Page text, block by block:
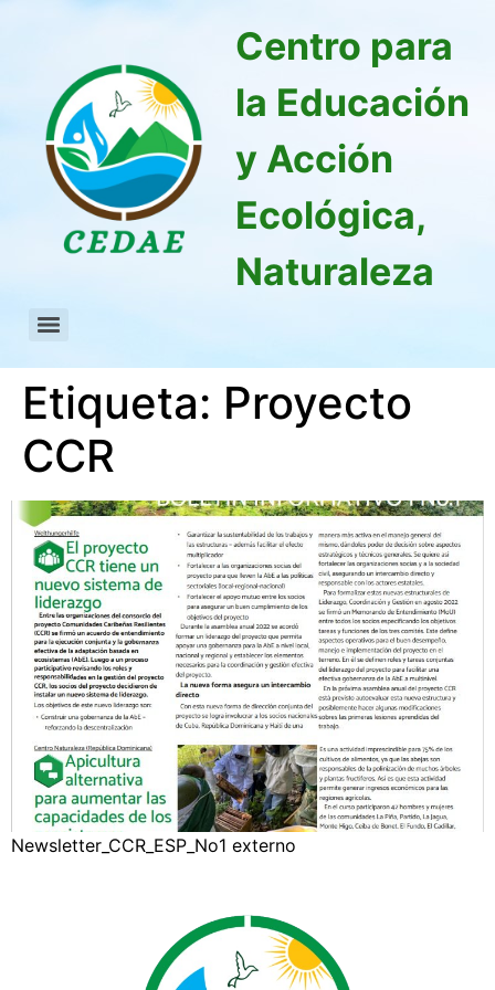
Centro para
la Educación
y Acción
Ecológica,
Naturaleza
Etiqueta: Proyecto
CCR
Newsletter_CCR_ESP_No1 externo